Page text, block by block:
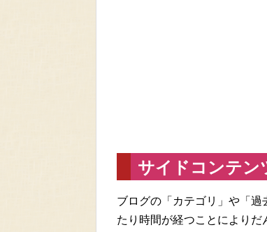
サイドコンテン
ブログの「カテゴリ」や「過
たり時間が経つことにより